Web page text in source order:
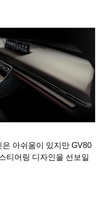
아쉬움이 있지만 GV80
티어링 디자인을 선보일